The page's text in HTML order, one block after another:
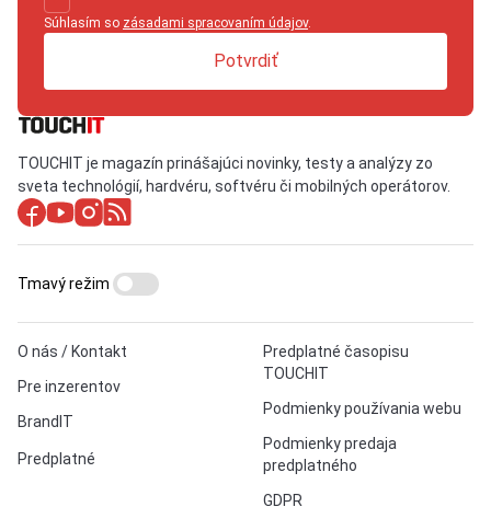
Súhlasím so zásadami spracovaním údajov.
Potvrdiť
TOUCHIT je magazín prinášajúci novinky, testy a analýzy zo
sveta technológií, hardvéru, softvéru či mobilných operátorov.
O nás / Kontakt
Pre inzerentov
BrandIT
Predplatné
Predplatné časopisu
TOUCHIT
Podmienky používania webu
Podmienky predaja
predplatného
GDPR
Tmavý režim